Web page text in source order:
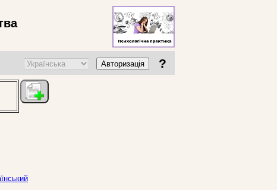
Авторизація ?